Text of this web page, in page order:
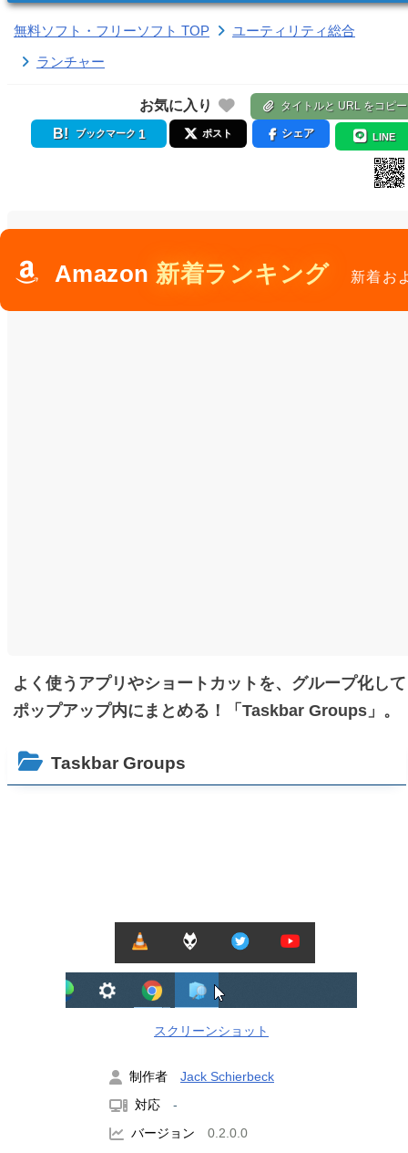
無料ソフト・フリーソフト TOP
ユーティリティ総合
ランチャー
お気に入り タイトルと URL をコピー
ブックマーク 1 ポスト シェア LINE
Amazon 新着ランキング 新着お
よく使うアプリやショートカットを、グループ化して
ポップアップ内にまとめる！「Taskbar Groups」。
Taskbar Groups
スクリーンショット
制作者 Jack Schierbeck
対応 -
バージョン 0.2.0.0